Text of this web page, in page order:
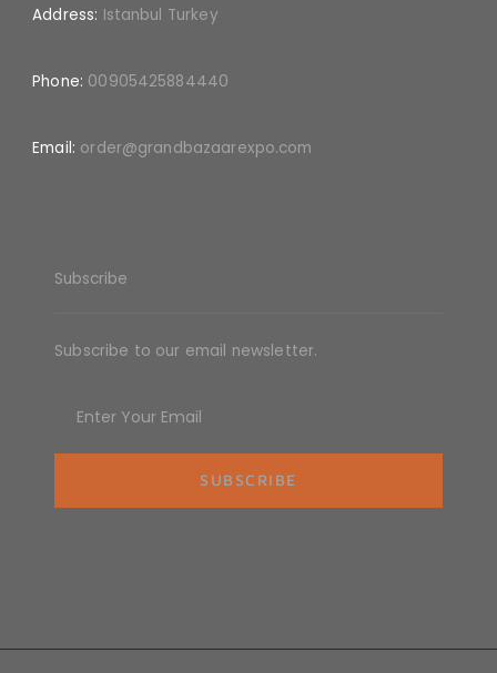
Address: Istanbul Turkey
Phone: 00905425884440
Email: order@grandbazaarexpo.com
Subscribe
Subscribe to our email newsletter.